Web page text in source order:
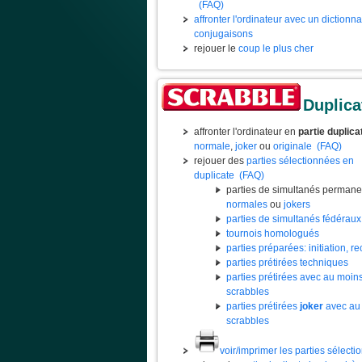
(FAQ)
affronter l'ordinateur avec un
conjugaisons
rejouer le coup le plus cher
affronter l'ordinateur en partie
normale, joker ou originale (FAQ)
rejouer des parties sélectionnées en
duplicate (FAQ)
parties de simultanés
normales ou jokers
parties de simultanés fédéraux
tournois homologués
parties préparées: initiation,
parties prétirées techniques
parties prétirées avec au
scrabbles
parties prétirées joker avec
scrabbles
voir/imprimer les parties